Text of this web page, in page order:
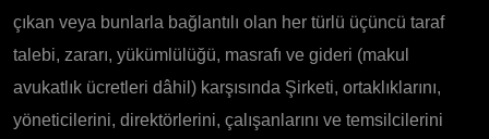
çıkan veya bunlarla bağlantılı olan her türlü üçüncü taraf
talebi, zararı, yükümlülüğü, masrafı ve gideri (makul
avukatlık ücretleri dâhil) karşısında Şirketi, ortaklıklarını,
yöneticilerini, direktörlerini, çalışanlarını ve temsilcilerini